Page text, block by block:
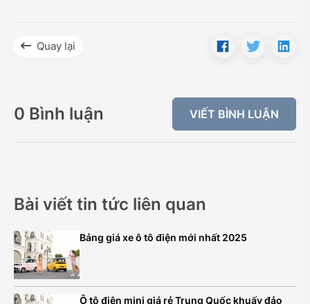
Quay lại
0 Bình luận VIẾT BÌNH LUẬN
Bài viết tin tức liên quan
Bảng giá xe ô tô điện mới nhất 2025
Ô tô điện mini giá rẻ Trung Quốc khuấy đảo